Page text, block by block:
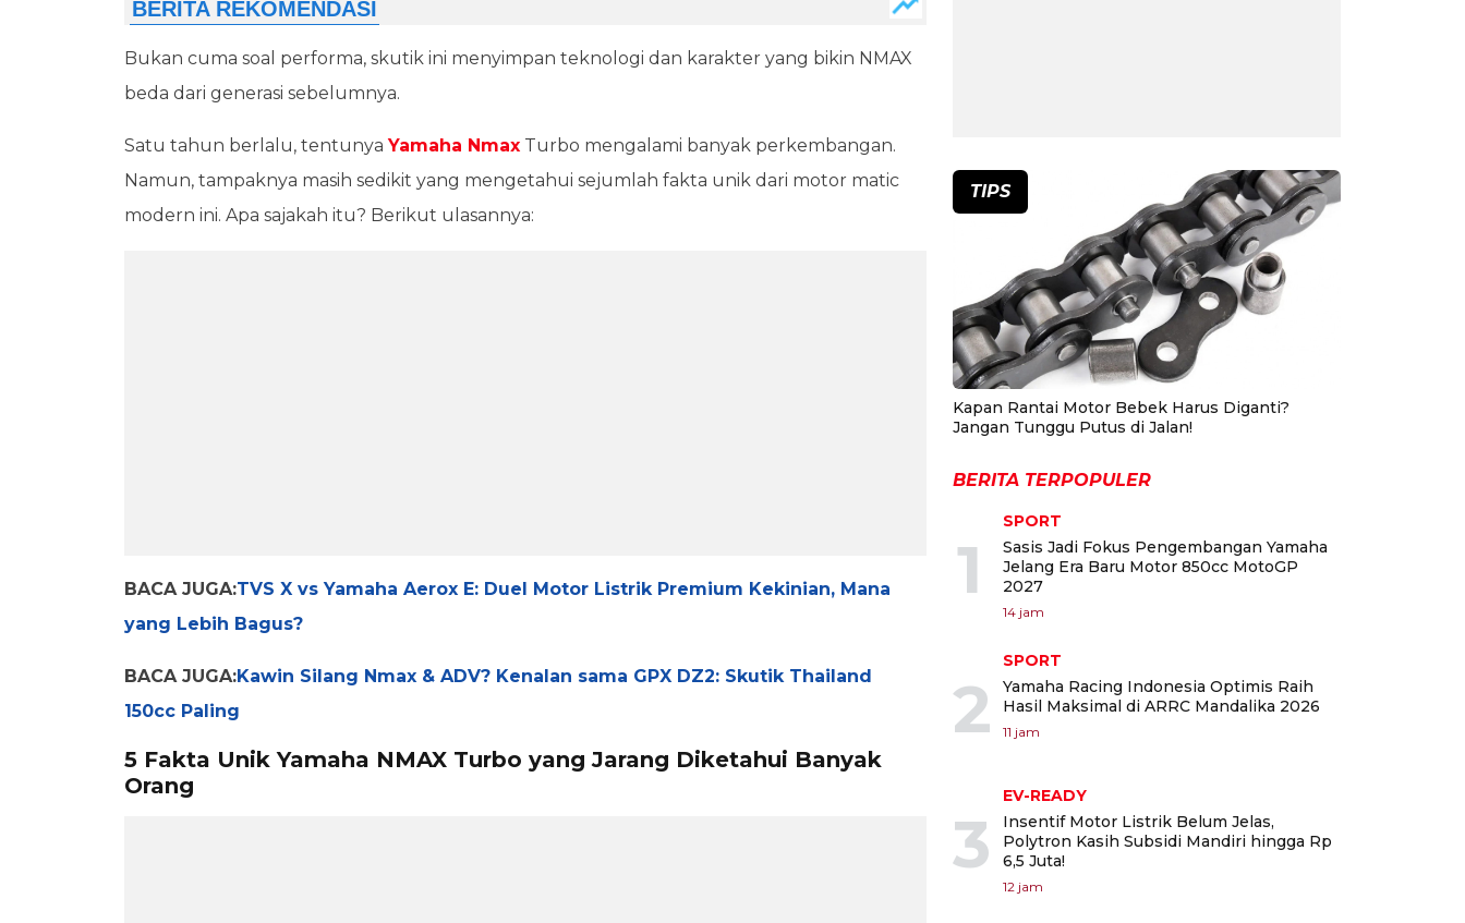
Bukan cuma soal performa, skutik ini menyimpan teknologi dan karakter yang bikin NMAX
beda dari generasi sebelumnya.
Satu tahun berlalu, tentunyaYamaha Nmax Turbo mengalami banyak perkembangan.
Namun, tampaknya masih sedikit yang mengetahui sejumlah fakta unik dari motor matic
modern ini. Apa sajakah itu? Berikut ulasannya:
BACA JUGA:TVS X vs Yamaha Aerox E: Duel Motor Listrik Premium Kekinian, Mana
yang Lebih Bagus?
BACA JUGA:Kawin Silang Nmax & ADV? Kenalan sama GPX DZ2: Skutik Thailand
150cc Paling
5 Fakta Unik Yamaha NMAX Turbo yang Jarang Diketahui Banyak
Orang
TIPS
Kapan Rantai Motor Bebek Harus Diganti?
Jangan Tunggu Putus di Jalan!
BERITA TERPOPULER
1
SPORT
Sasis Jadi Fokus Pengembangan Yamaha
Jelang Era Baru Motor 850cc MotoGP
2027
14 jam
2
SPORT
Yamaha Racing Indonesia Optimis Raih
Hasil Maksimal di ARRC Mandalika 2026
11 jam
3
EV-READY
Insentif Motor Listrik Belum Jelas,
Polytron Kasih Subsidi Mandiri hingga Rp
6,5 Juta!
12 jam